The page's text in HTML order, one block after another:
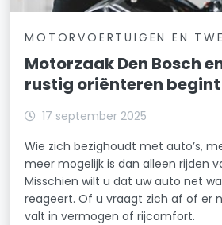
MOTORVOERTUIGEN EN
Motorzaak Den Bosch
rustig oriënteren
17 september 2025
Wie zich bezighoudt met auto’s,
meer mogelijk is dan alleen rijden
Misschien wilt u dat uw auto net
reageert. Of u vraagt zich af of er
valt in vermogen of rijcomfort.